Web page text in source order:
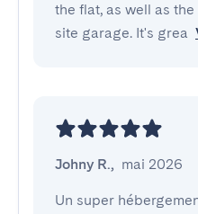
the flat, as well as
site garage. It's grea
Johny R., mai 2026
Un super